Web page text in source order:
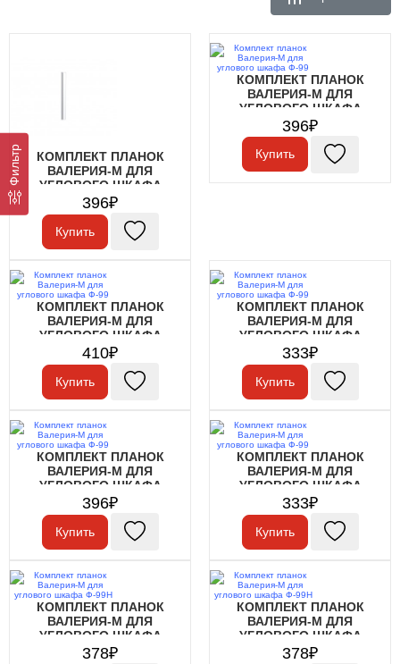
Фильтр
КОМПЛЕКТ ПЛАНОК
ВАЛЕРИЯ-М ДЛЯ
УГЛОВОГО ШКАФА
Ф-99
396₽
Купить
КОМПЛЕКТ ПЛАНОК
ВАЛЕРИЯ-М ДЛЯ
УГЛОВОГО ШКАФА
Ф-99
396₽
Купить
КОМПЛЕКТ ПЛАНОК
ВАЛЕРИЯ-М ДЛЯ
УГЛОВОГО ШКАФА
Ф-99
410₽
Купить
КОМПЛЕКТ ПЛАНОК
ВАЛЕРИЯ-М ДЛЯ
УГЛОВОГО ШКАФА
Ф-99
333₽
Купить
КОМПЛЕКТ ПЛАНОК
ВАЛЕРИЯ-М ДЛЯ
УГЛОВОГО ШКАФА
Ф-99
396₽
Купить
КОМПЛЕКТ ПЛАНОК
ВАЛЕРИЯ-М ДЛЯ
УГЛОВОГО ШКАФА
Ф-99
333₽
Купить
КОМПЛЕКТ ПЛАНОК
ВАЛЕРИЯ-М ДЛЯ
УГЛОВОГО ШКАФА
Ф-99Н
378₽
КОМПЛЕКТ ПЛАНОК
ВАЛЕРИЯ-М ДЛЯ
УГЛОВОГО ШКАФА
Ф-99Н
378₽